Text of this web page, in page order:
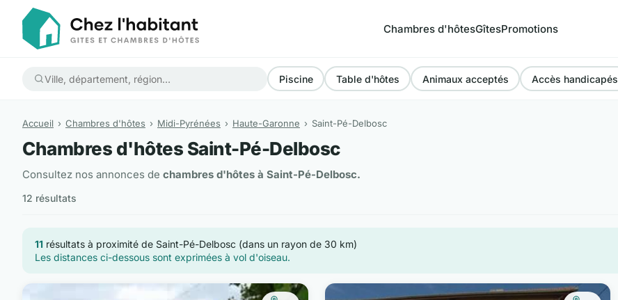
Chambres d'hôtesGîtesPromotions
Piscine Table d'hôtes Animaux acceptés Accès handicapés
Accueil Chambres d'hôtes Midi-Pyrénées Haute-Garonne Saint-Pé-Delbosc
Chambres d'hôtes Saint-Pé-Delbosc
Consultez nos annonces de chambres d'hôtes à Saint-Pé-Delbosc.
12 résultats
11 résultats à proximité de Saint-Pé-Delbosc (dans un rayon de 30 km)
Les distances ci-dessous sont exprimées à vol d'oiseau.